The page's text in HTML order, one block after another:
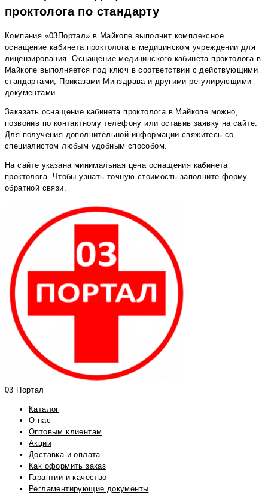
проктолога по стандарту
Компания «03Портал» в Майкопе выполнит комплексное
оснащение кабинета проктолога в медицинском учреждении для
лицензирования. Оснащение медицинского кабинета проктолога в
Майкопе выполняется под ключ в соответствии с действующими
стандартами, Приказами Минздрава и другими регулирующими
документами.
Заказать оснащение кабинета проктолога в Майкопе можно,
позвонив по контактному телефону или оставив заявку на сайте.
Для получения дополнительной информации свяжитесь со
специалистом любым удобным способом.
На сайте указана минимальная цена оснащения кабинета
проктолога. Чтобы узнать точную стоимость заполните форму
обратной связи.
03 Портал
Каталог
О нас
Оптовым клиентам
Акции
Доставка и оплата
Как оформить заказ
Гарантии и качество
Регламентирующие документы